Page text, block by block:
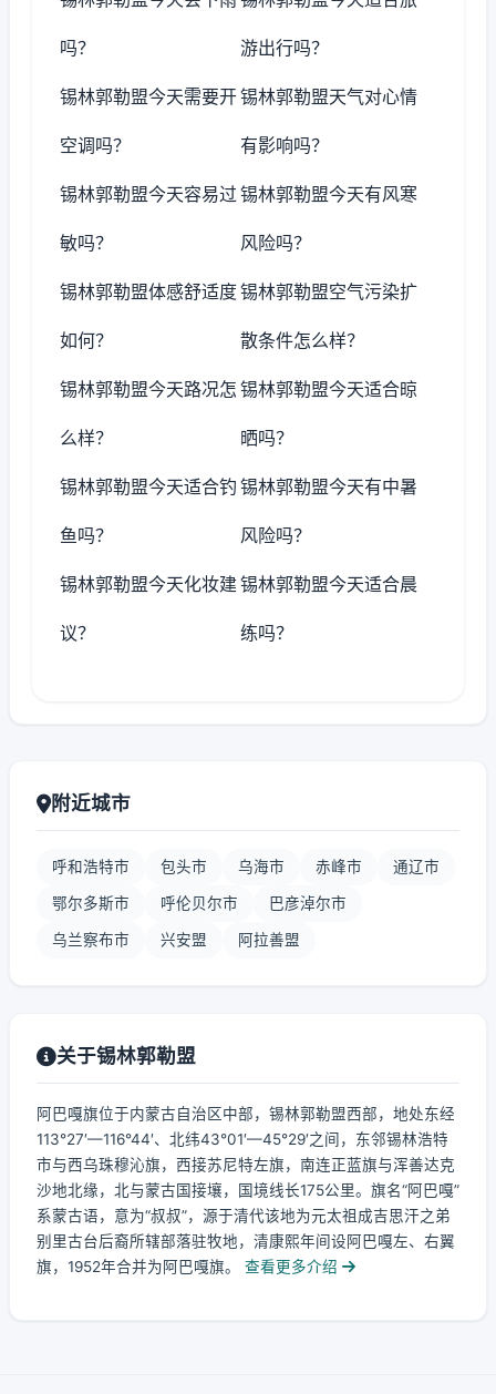
吗？ 游出行吗？
锡林郭勒盟今天需要开
空调吗？
锡林郭勒盟天气对心情
有影响吗？
锡林郭勒盟今天容易过
敏吗？
锡林郭勒盟今天有风寒
风险吗？
锡林郭勒盟体感舒适度
如何？
锡林郭勒盟空气污染扩
散条件怎么样？
锡林郭勒盟今天路况怎
么样？
锡林郭勒盟今天适合晾
晒吗？
锡林郭勒盟今天适合钓
鱼吗？
锡林郭勒盟今天有中暑
风险吗？
锡林郭勒盟今天化妆建
议？
锡林郭勒盟今天适合晨
练吗？
附近城市
呼和浩特市 包头市 乌海市 赤峰市 通辽市
鄂尔多斯市 呼伦贝尔市 巴彦淖尔市
乌兰察布市 兴安盟 阿拉善盟
关于锡林郭勒盟
阿巴嘎旗位于内蒙古自治区中部，锡林郭勒盟西部，地处东经
113°27′—116°44′、北纬43°01′—45°29′之间，东邻锡林浩特
市与西乌珠穆沁旗，西接苏尼特左旗，南连正蓝旗与浑善达克
沙地北缘，北与蒙古国接壤，国境线长175公里。旗名“阿巴嘎”
系蒙古语，意为“叔叔”，源于清代该地为元太祖成吉思汗之弟
别里古台后裔所辖部落驻牧地，清康熙年间设阿巴嘎左、右翼
旗，1952年合并为阿巴嘎旗。
查看更多介绍